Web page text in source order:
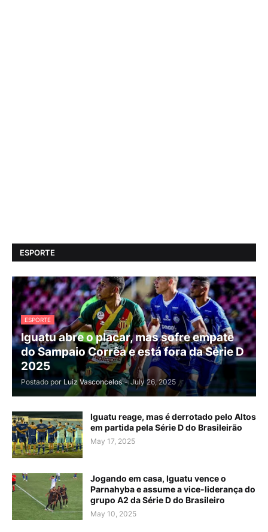
ESPORTE
ESPORTE
Iguatu abre o placar, mas sofre empate
do Sampaio Corrêa e está fora da Série D
2025
Postado por Luiz Vasconcelos - July 26, 2025
Iguatu reage, mas é derrotado pelo Altos
em partida pela Série D do Brasileirão
May 17, 2025
Jogando em casa, Iguatu vence o
Parnahyba e assume a vice-liderança do
grupo A2 da Série D do Brasileiro
May 10, 2025